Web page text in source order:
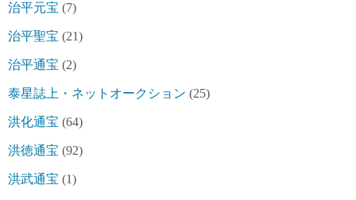
治平元宝 (7)
治平聖宝 (21)
治平通宝 (2)
泰星誌上・ネットオークション (25)
洪化通宝 (64)
洪徳通宝 (92)
洪武通宝 (1)